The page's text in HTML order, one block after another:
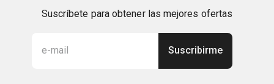
Suscríbete para obtener las mejores ofertas
Suscribirme